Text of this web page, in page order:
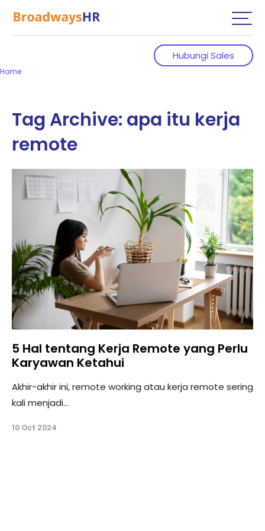
Hubungi Sales
Home
Tag Archive: apa itu kerja
remote
5 Hal tentang Kerja Remote yang Perlu
Karyawan Ketahui
Akhir-akhir ini, remote working atau kerja remote sering
kali menjadi...
10 Oct 2024